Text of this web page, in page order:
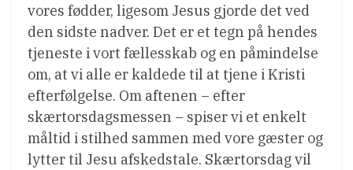
vores fødder, ligesom Jesus gjorde det ved
den sidste nadver. Det er et tegn på hendes
tjeneste i vort fællesskab og en påmindelse
om, at vi alle er kaldede til at tjene i Kristi
efterfølgelse. Om aftenen – efter
skærtorsdagsmessen – spiser vi et enkelt
måltid i stilhed sammen med vore gæster og
lytter til Jesu afskedstale. Skærtorsdag vil